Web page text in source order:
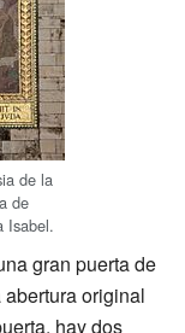
de la
de
Isabel.
gran puerta de
original
hay dos